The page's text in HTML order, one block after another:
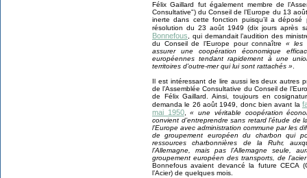
Félix Gaillard fut également membre de
Consultative") du Conseil de l’Europe du 13
inerte dans cette fonction puisqu’il a
résolution du 23 août 1949 (dix jours après
Bonnefous , qui demandait l’audition des
du Conseil de l’Europe pour connaître« les
assurer une coopération économique
européennes tendant rapidement à une
territoires d’outre-mer qui lui sont rattachés »
Il est intéressant de lire aussi les deux autres
de l’Assemblée Consultative du Conseil de
de Félix Gaillard. Ainsi, toujours en
demanda le 26 août 1949, donc bien avant la
mai 1950,« une véritable coopération
convient d’entreprendre sans retard l’étude
l’Europe avec administration commune par les
de groupement européen du charbon qui
ressources charbonnières de la Ruhr,
l’Allemagne, mais pas l’Allemagne seule,
groupement européen des transports, de
Bonnefous avaient devancé la future CECA
l’Acier) de quelques mois.